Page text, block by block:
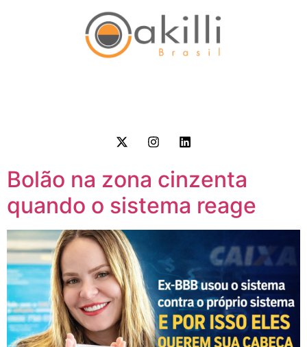
Bolão na zona cinzenta
quando o sistema reage